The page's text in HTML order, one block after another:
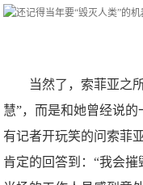
当然了，索菲亚之
慧”，而是和她曾经说
有记者开玩笑的问索菲
肯定的回答到：“我会